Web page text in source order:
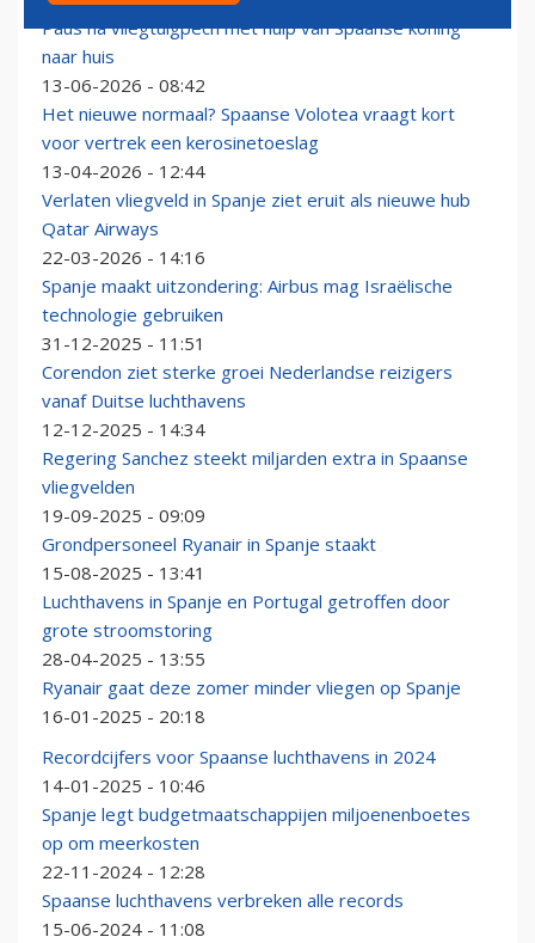
Paus na vliegtuigpech met hulp van Spaanse koning
naar huis
13-06-2026 - 08:42
Het nieuwe normaal? Spaanse Volotea vraagt kort
voor vertrek een kerosinetoeslag
13-04-2026 - 12:44
Verlaten vliegveld in Spanje ziet eruit als nieuwe hub
Qatar Airways
22-03-2026 - 14:16
Spanje maakt uitzondering: Airbus mag Israëlische
technologie gebruiken
31-12-2025 - 11:51
Corendon ziet sterke groei Nederlandse reizigers
vanaf Duitse luchthavens
12-12-2025 - 14:34
Regering Sanchez steekt miljarden extra in Spaanse
vliegvelden
19-09-2025 - 09:09
Grondpersoneel Ryanair in Spanje staakt
15-08-2025 - 13:41
Luchthavens in Spanje en Portugal getroffen door
grote stroomstoring
28-04-2025 - 13:55
Ryanair gaat deze zomer minder vliegen op Spanje
16-01-2025 - 20:18
Recordcijfers voor Spaanse luchthavens in 2024
14-01-2025 - 10:46
Spanje legt budgetmaatschappijen miljoenenboetes
op om meerkosten
22-11-2024 - 12:28
Spaanse luchthavens verbreken alle records
15-06-2024 - 11:08